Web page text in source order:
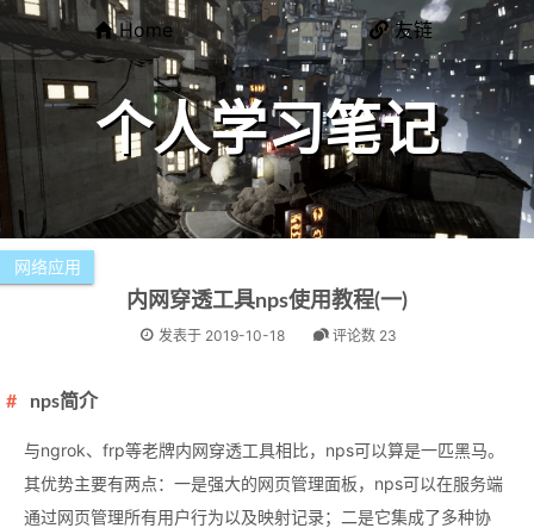
Home 友链
个人学习笔记
网络应用
内网穿透工具nps使用教程(一)
发表于 2019-10-18 评论数 23
nps简介
与ngrok、frp等老牌内网穿透工具相比，nps可以算是一匹黑马。
其优势主要有两点：一是强大的网页管理面板，nps可以在服务端
通过网页管理所有用户行为以及映射记录；二是它集成了多种协